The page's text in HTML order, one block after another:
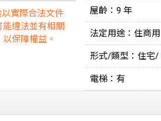
實際合法文件
違法並有相關
保障權益。
屋齡：9 年
法定用途：住商用
形式/類型：住宅/
電梯：有